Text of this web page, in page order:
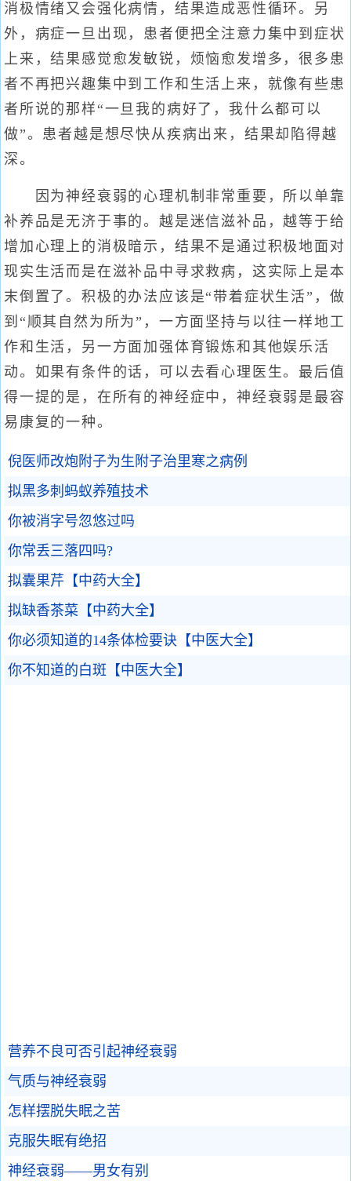
消极情绪又会强化病情，结果造成恶性循环。另
外，病症一旦出现，患者便把全注意力集中到症状
上来，结果感觉愈发敏锐，烦恼愈发增多，很多患
者不再把兴趣集中到工作和生活上来，就像有些患
者所说的那样“一旦我的病好了，我什么都可以
做”。患者越是想尽快从疾病出来，结果却陷得越
深。
因为神经衰弱的心理机制非常重要，所以单靠
补养品是无济于事的。越是迷信滋补品，越等于给
增加心理上的消极暗示，结果不是通过积极地面对
现实生活而是在滋补品中寻求救病，这实际上是本
末倒置了。积极的办法应该是“带着症状生活”，做
到“顺其自然为所为”，一方面坚持与以往一样地工
作和生活，另一方面加强体育锻炼和其他娱乐活
动。如果有条件的话，可以去看心理医生。最后值
得一提的是，在所有的神经症中，神经衰弱是最容
易康复的一种。
倪医师改炮附子为生附子治里寒之病例
拟黑多刺蚂蚁养殖技术
你被消字号忽悠过吗
你常丢三落四吗?
拟囊果芹【中药大全】
拟缺香茶菜【中药大全】
你必须知道的14条体检要诀【中医大全】
你不知道的白斑【中医大全】
营养不良可否引起神经衰弱
气质与神经衰弱
怎样摆脱失眠之苦
克服失眠有绝招
神经衰弱——男女有别